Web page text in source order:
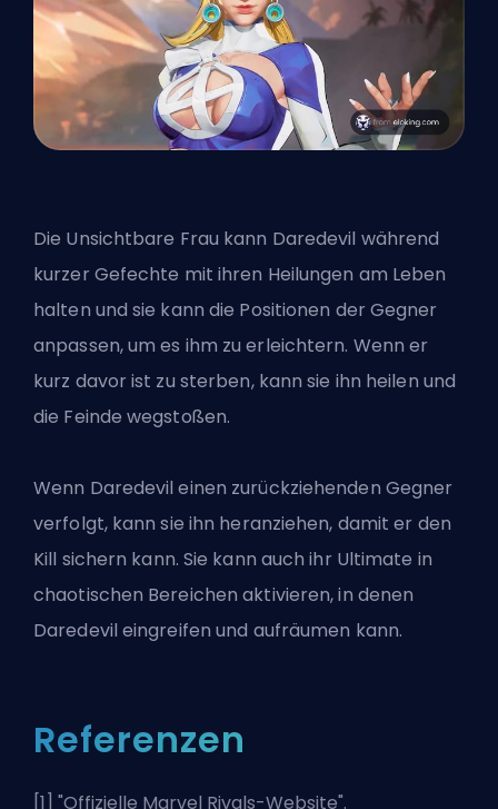
Die Unsichtbare Frau kann Daredevil während
kurzer Gefechte mit ihren Heilungen am Leben
halten und sie kann die Positionen der Gegner
anpassen, um es ihm zu erleichtern. Wenn er
kurz davor ist zu sterben, kann sie ihn heilen und
die Feinde wegstoßen.
Wenn Daredevil einen zurückziehenden Gegner
verfolgt, kann sie ihn heranziehen, damit er den
Kill sichern kann. Sie kann auch ihr Ultimate in
chaotischen Bereichen aktivieren, in denen
Daredevil eingreifen und aufräumen kann.
Referenzen
[1] "Offizielle Marvel Rivals-Website".